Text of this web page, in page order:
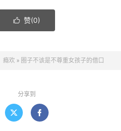
 赞(0)
瘾欢 » 圈子不该是不尊重女孩子的借口
分享到
 